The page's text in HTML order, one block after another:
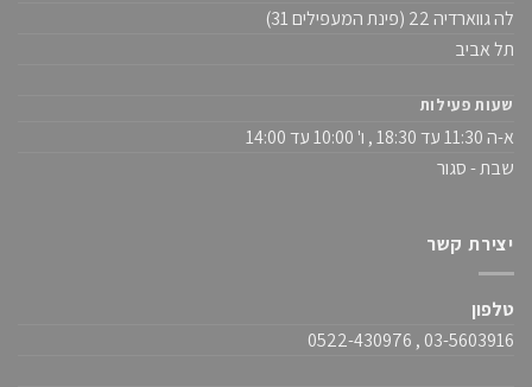
לה גווארדיה 22 (פינת המעפילים 31)
תל אביב
שעות פעילות
א-ה 11:30 עד 18:30 , ו' 10:00 עד 14:00
שבת - סגור
יצירת קשר
טלפון
03-5603916 , 0522-430976